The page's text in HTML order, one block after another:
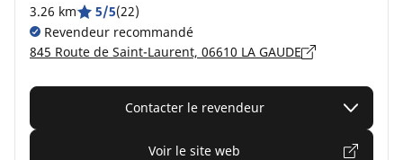
3.26 km 5/5(22)
Revendeur recommandé
845 Route de Saint-Laurent, 06610 LA GAUDE
Contacter le revendeur
Voir le site web